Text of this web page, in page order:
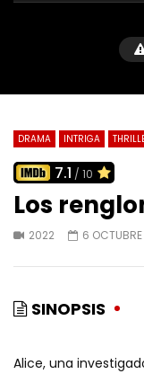
DRAMA INTRIGA
7.1 / 10
Los
2022 6
SINOPSIS
Alice, una